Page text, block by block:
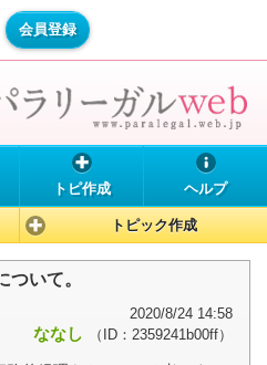
会員登録
トピ作成 ヘルプ
トピック作成
いて。
2020/8/24 14:58
ななし （ID：2359241b00ff）